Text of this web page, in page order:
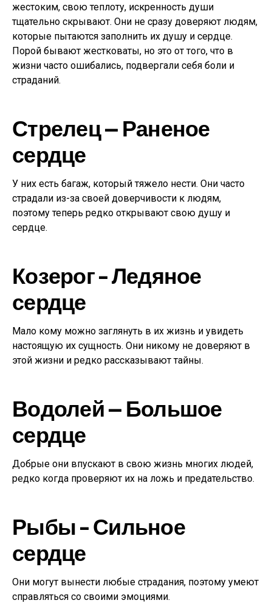
жестоким, свою теплоту, искренность души
тщательно скрывают. Они не сразу доверяют людям,
которые пытаются заполнить их душу и сердце.
Порой бывают жестковаты, но это от того, что в
жизни часто ошибались, подвергали себя боли и
страданий.
Стрелец — Раненое
сердце
У них есть багаж, который тяжело нести. Они часто
страдали из-за своей доверчивости к людям,
поэтому теперь редко открывают свою душу и
сердце.
Козерог – Ледяное
сердце
Мало кому можно заглянуть в их жизнь и увидеть
настоящую их сущность. Они никому не доверяют в
этой жизни и редко рассказывают тайны.
Водолей — Большое
сердце
Добрые они впускают в свою жизнь многих людей,
редко когда проверяют их на ложь и предательство.
Рыбы – Сильное
сердце
Они могут вынести любые страдания, поэтому умеют
справляться со своими эмоциями.